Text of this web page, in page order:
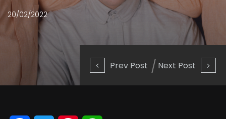
Prev Post Next Post
20/02/2022